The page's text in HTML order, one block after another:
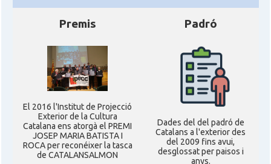
Premis
El 2016 l'Institut de Projecció
Exterior de la Cultura
Catalana ens atorgà el PREMI
JOSEP MARIA BATISTA I
ROCA per reconéixer la tasca
de CATALANSALMON
Padró
Dades del del padró de
Catalans a l'exterior des
del 2009 fins avui,
desglossat per paisos i
anys.